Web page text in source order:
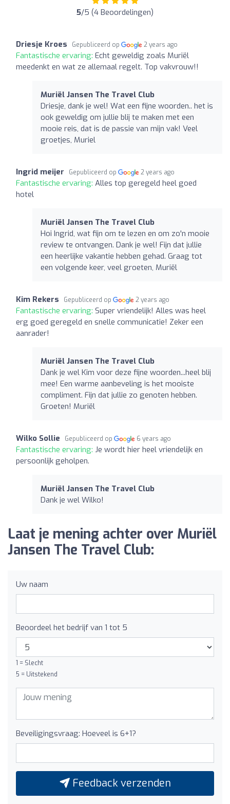
5/5 (4 Beoordelingen)
Driesje Kroes Gepubliceerd op 2 years ago
Fantastische ervaring: Echt geweldig zoals Muriël
meedenkt en wat ze allemaal regelt. Top vakvrouw!!
Muriël Jansen The Travel Club
Driesje, dank je wel! Wat een fijne woorden.. het is
ook geweldig om jullie blij te maken met een
mooie reis, dat is de passie van mijn vak! Veel
groetjes, Muriel
Ingrid meijer Gepubliceerd op 2 years ago
Fantastische ervaring: Alles top geregeld heel goed
hotel
Muriël Jansen The Travel Club
Hoi Ingrid, wat fijn om te lezen en om zo'n mooie
review te ontvangen. Dank je wel! Fijn dat jullie
een heerlijke vakantie hebben gehad. Graag tot
een volgende keer, veel groeten, Muriël
Kim Rekers Gepubliceerd op 2 years ago
Fantastische ervaring: Super vriendelijk! Alles was heel
erg goed geregeld en snelle communicatie! Zeker een
aanrader!
Muriël Jansen The Travel Club
Dank je wel Kim voor deze fijne woorden...heel blij
mee! Een warme aanbeveling is het mooiste
compliment. Fijn dat jullie zo genoten hebben.
Groeten! Muriël
Wilko Sollie Gepubliceerd op 6 years ago
Fantastische ervaring: Je wordt hier heel vriendelijk en
persoonlijk geholpen.
Muriël Jansen The Travel Club
Dank je wel Wilko!
Laat je mening achter over Muriël
Jansen The Travel Club:
Uw naam
Beoordeel het bedrijf van 1 tot 5
1 = Slecht
5 = Uitstekend
Beveiligingsvraag: Hoeveel is 6+1?
Feedback verzenden